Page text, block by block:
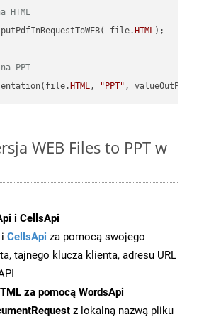
HTML
file. HTML);
PPT
HTML, "PPT"
WEB Files to PPT w
i CellsApi
i CellsApi za pomocą swojego
tajnego klucza klienta, adresu URL
za pomocą WordsApi
z lokalną nazwą pliku